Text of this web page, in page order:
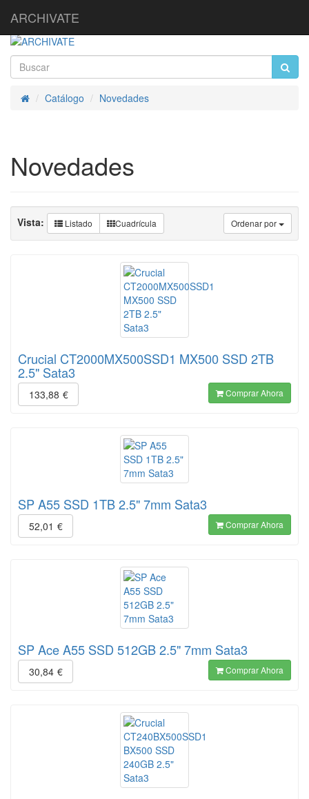
ARCHIVATE
InicioCatálogo Novedades
Novedades
Ordenar por
Vista: Listado Cuadrícula
Crucial CT2000MX500SSD1 MX500 SSD 2TB
2.5" Sata3
133,88 € Comprar Ahora
SP A55 SSD 1TB 2.5" 7mm Sata3
52,01 € Comprar Ahora
SP Ace A55 SSD 512GB 2.5" 7mm Sata3
30,84 € Comprar Ahora